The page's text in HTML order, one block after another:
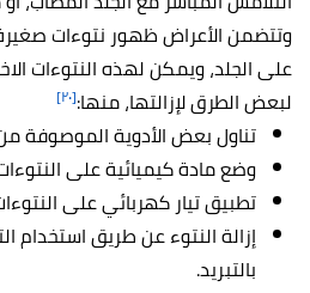
وتتضمن الأعراض ظهور نتوءات
على الجلد، ويمكن لهذه النتوءات
لبعض الطرق لإزالتها، منها:[٢٠]
تناول بعض الأدوية الموصوفة
وضع مادة كيميائية على
تطبيق تيار كهربائي على
إزالة النتوء عن طريق استخدام
بالتبريد.